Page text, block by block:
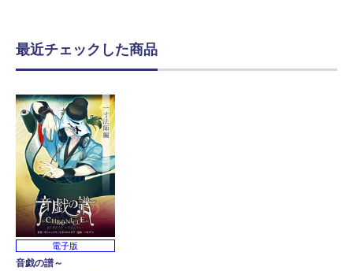
最近チェックした商品
電子版
音戯の譜～